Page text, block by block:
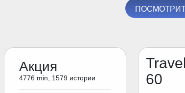
Акция
4776 min, 1579 истории
60